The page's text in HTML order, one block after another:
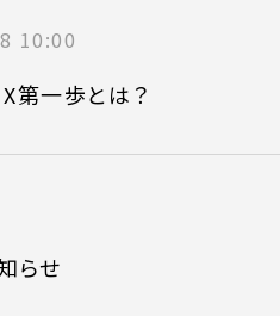
10:00
第一歩とは？
らせ